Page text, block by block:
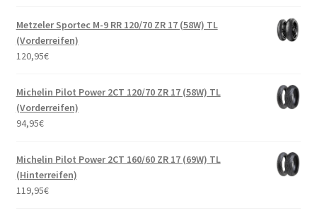
Metzeler Sportec M-9 RR 120/70 ZR 17 (58W) TL
(Vorderreifen)
120,95€
Michelin Pilot Power 2CT 120/70 ZR 17 (58W) TL
(Vorderreifen)
94,95€
Michelin Pilot Power 2CT 160/60 ZR 17 (69W) TL
(Hinterreifen)
119,95€